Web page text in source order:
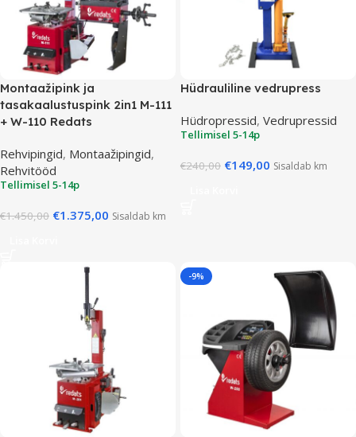
Montaažipink ja
tasakaalustuspink 2in1 M-111
+ W-110 Redats
Rehvipingid, Montaažipingid,
Rehvitööd
Tellimisel 5-14p
€1.450,00 €1.375,00 Sisaldab km
Hüdrauliline vedrupress
Hüdropressid, Vedrupressid
Tellimisel 5-14p
€240,00 €149,00 Sisaldab km
-9%